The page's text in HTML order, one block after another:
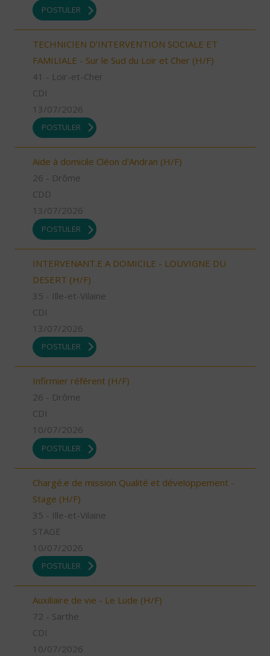
POSTULER
TECHNICIEN D’INTERVENTION SOCIALE ET
FAMILIALE - Sur le Sud du Loir et Cher (H/F)
41 - Loir-et-Cher
CDI
13/07/2026
POSTULER
Aide à domicile Cléon d'Andran (H/F)
26 - Drôme
CDD
13/07/2026
POSTULER
INTERVENANT.E A DOMICILE - LOUVIGNE DU
DESERT (H/F)
35 - Ille-et-Vilaine
CDI
13/07/2026
POSTULER
Infirmier référent (H/F)
26 - Drôme
CDI
10/07/2026
POSTULER
Chargé.e de mission Qualité et développement -
Stage (H/F)
35 - Ille-et-Vilaine
STAGE
10/07/2026
POSTULER
Auxiliaire de vie - Le Lude (H/F)
72 - Sarthe
CDI
10/07/2026